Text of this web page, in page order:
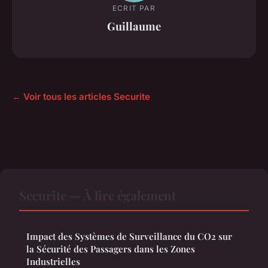
ECRIT PAR
Guillaume
← Voir tous les articles Securite
Impact des Systèmes de Surveillance du CO2 sur
la Sécurité des Passagers dans les Zones
Industrielles